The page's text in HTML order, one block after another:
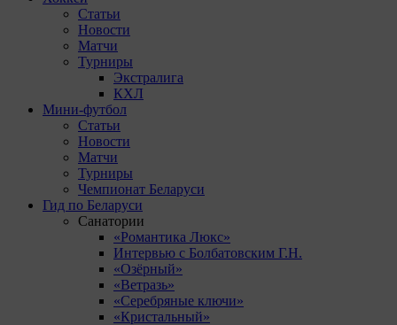
Статьи
Новости
Матчи
Турниры
Экстралига
КХЛ
Мини-футбол
Статьи
Новости
Матчи
Турниры
Чемпионат Беларуси
Гид по Беларуси
Санатории
«Романтика Люкс»
Интервью с Болбатовским Г.Н.
«Озёрный»
«Ветразь»
«Серебряные ключи»
«Кристальный»